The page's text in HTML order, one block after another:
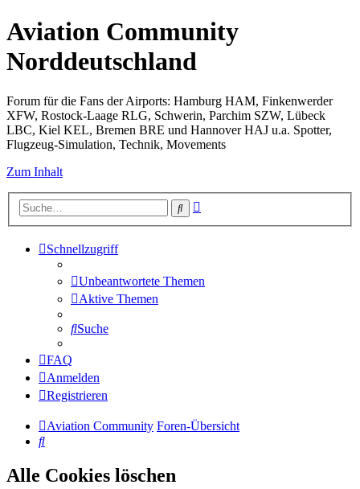
Aviation Community
Norddeutschland
Forum für die Fans der Airports: Hamburg HAM, Finkenwerder
XFW, Rostock-Laage RLG, Schwerin, Parchim SZW, Lübeck
LBC, Kiel KEL, Bremen BRE und Hannover HAJ u.a. Spotter,
Flugzeug-Simulation, Technik, Movements
Zum Inhalt
Suche
Schnellzugriff
Unbeantwortete Themen
Aktive Themen
Suche
FAQ
Anmelden
Registrieren
Aviation Community Foren-Übersicht
Suche
Alle Cookies löschen